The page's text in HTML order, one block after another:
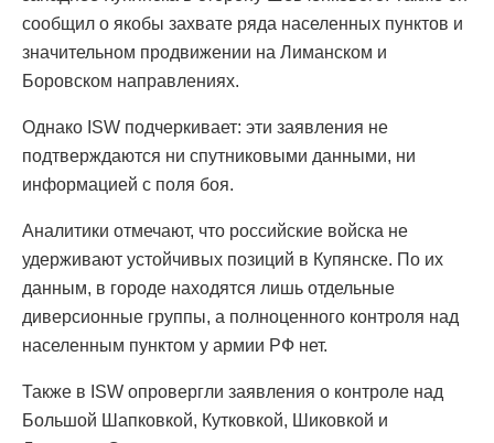
сообщил о якобы захвате ряда населенных пунктов и
значительном продвижении на Лиманском и
Боровском направлениях.
Однако ISW подчеркивает: эти заявления не
подтверждаются ни спутниковыми данными, ни
информацией с поля боя.
Аналитики отмечают, что российские войска не
удерживают устойчивых позиций в Купянске. По их
данным, в городе находятся лишь отдельные
диверсионные группы, а полноценного контроля над
населенным пунктом у армии РФ нет.
Также в ISW опровергли заявления о контроле над
Большой Шапковкой, Кутковкой, Шиковкой и